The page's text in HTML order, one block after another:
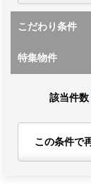
こだわり条件
特集物件
該当件数
この条件で